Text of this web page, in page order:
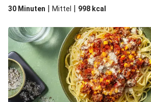
30 Minuten | Mittel | 998 kcal